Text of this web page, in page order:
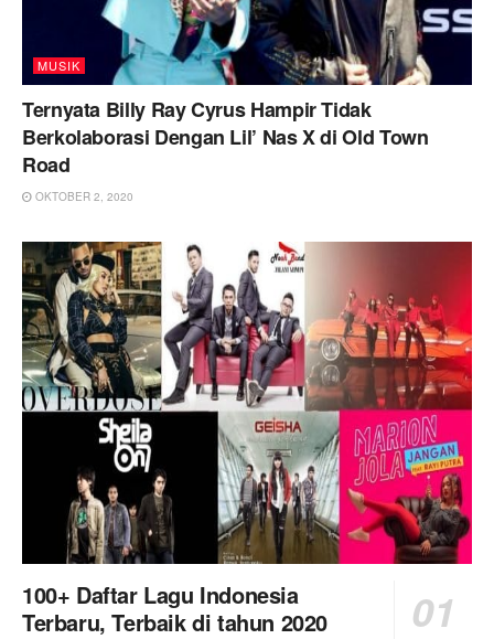
MUSIK
Ternyata Billy Ray Cyrus Hampir Tidak
Berkolaborasi Dengan Lil’ Nas X di Old Town
Road
OKTOBER 2, 2020
100+ Daftar Lagu Indonesia
Terbaru, Terbaik di tahun 2020